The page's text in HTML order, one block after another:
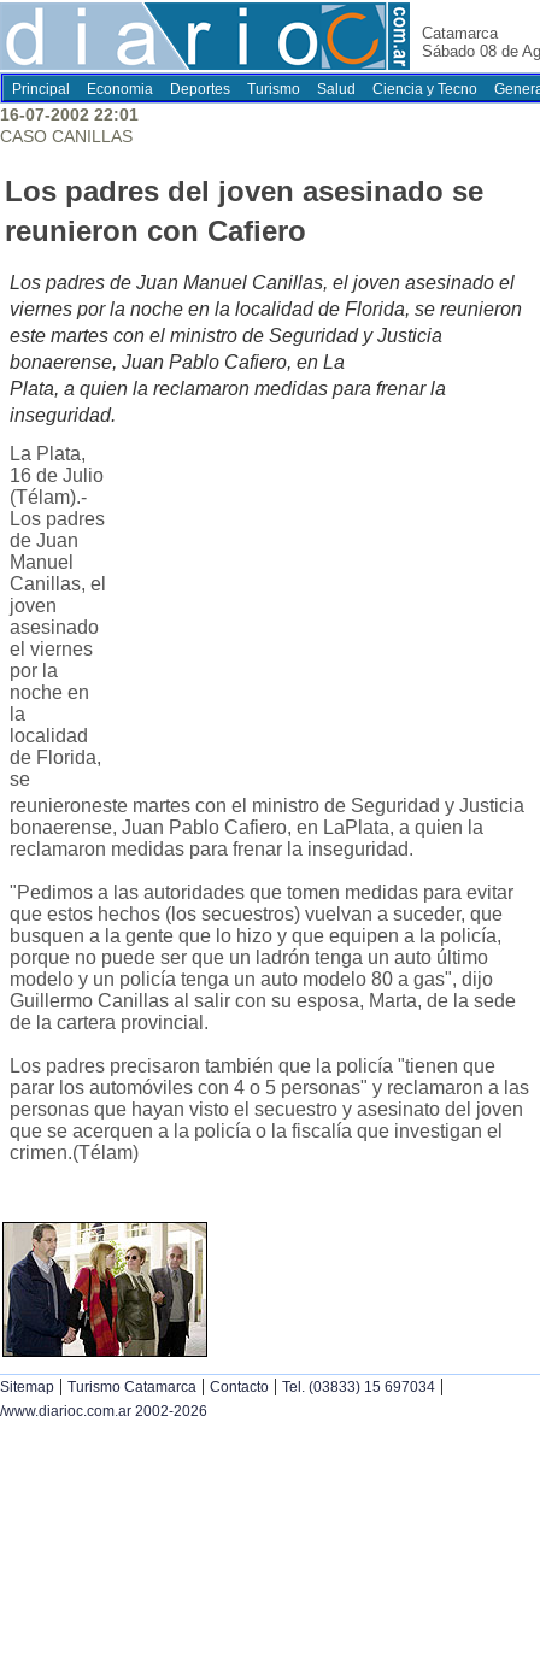
Catamarca
Sábado 08 de
Principal Economia Deportes Turismo Salud Ciencia y Tecno
16-07-2002 22:01
CASO CANILLAS
Los padres del joven asesinado se
reunieron con Cafiero
Los padres de Juan Manuel Canillas, el joven asesinado el
viernes por la noche en la localidad de Florida, se reunieron
este martes con el ministro de Seguridad y Justicia
bonaerense, Juan Pablo Cafiero, en La
Plata, a quien la reclamaron medidas para frenar la
inseguridad.
La Plata,
16 de Julio
(Télam).-
Los padres
de Juan
Manuel
Canillas, el
joven
asesinado
el viernes
por la
noche en
la
localidad
de Florida,
se
reunieroneste martes con el ministro de Seguridad y Justicia
bonaerense, Juan Pablo Cafiero, en LaPlata, a quien la
reclamaron medidas para frenar la inseguridad.
"Pedimos a las autoridades que tomen medidas para evitar
que estos hechos (los secuestros) vuelvan a suceder, que
busquen a la gente que lo hizo y que equipen a la policía,
porque no puede ser que un ladrón tenga un auto último
modelo y un policía tenga un auto modelo 80 a gas", dijo
Guillermo Canillas al salir con su esposa, Marta, de la sede
de la cartera provincial.
Los padres precisaron también que la policía "tienen que
parar los automóviles con 4 o 5 personas" y reclamaron a las
personas que hayan visto el secuestro y asesinato del joven
que se acerquen a la policía o la fiscalía que investigan el
crimen.(Télam)
Sitemap | Turismo Catamarca | Contacto | Tel. (03833) 15 697034 |
/www.diarioc.com.ar 2002-2026